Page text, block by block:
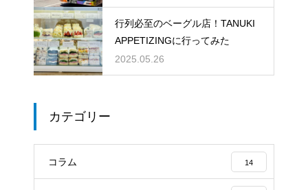
行列必至のベーグル店！TANUKI
APPETIZINGに行ってみた
2025.05.26
カテゴリー
コラム 14